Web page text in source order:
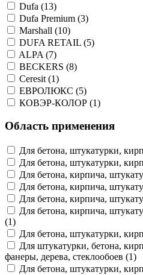
Dufa (13)
Dufa Premium (3)
Marshall (10)
DUFA RETAIL (5)
ALPA (7)
BECKERS (8)
Ceresit (1)
ЕВРОЛЮКС (5)
КОВЭР-КОЛОР (1)
Область применения
Для бетона, штукатурки,
Для бетона, штукатурки,
Для бетона, кирпича,
Для бетона, кирпича,
Для бетона, кирпича,
Для бетона, кирпича,
(1)
Для бетона, штукатурки,
Для штукатурки, бетона,
фанеры, дерева, стеклообоев (1)
Для бетона, штукатурки,